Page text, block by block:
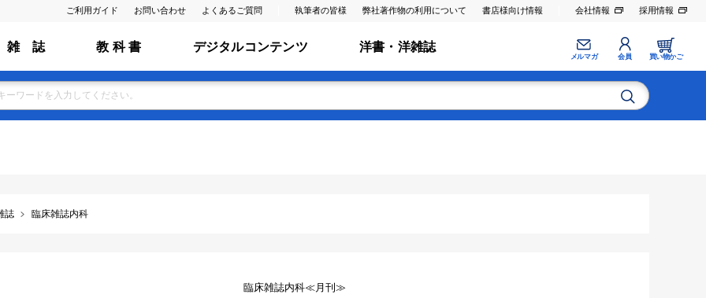
ご利用ガイド お問い合わせ よくあるご質問 執筆者の皆様 弊社著作物の利用について 書店様向け情報 会社情報 採用情報
雑 誌 教 科 書 デジタルコンテンツ 洋書・洋雑誌
メルマガ 会員 買い物かご
誌 臨床雑誌内科
臨床雑誌内科≪月刊≫